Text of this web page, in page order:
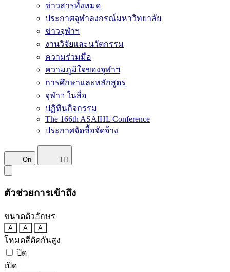
ข่าวสารทั้งหมด
ประกาศจุฬาลงกรณ์มหาวิทยาลัย
ข่าวจุฬาฯ
งานวิจัยและนวัตกรรม
ความร่วมมือ
ความภูมิใจของจุฬาฯ
การศึกษาและหลักสูตร
จุฬาฯ ในสื่อ
ปฏิทินกิจกรรม
The 166th ASAIHL Conference
ประกาศจัดซื้อจัดจ้าง
On TH
ตัวช่วยการเข้าถึง
ขนาดตัวอักษร
A A A
โหมดสีตัดกันสูง
ปิด
เปิด